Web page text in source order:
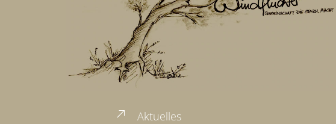
Top
Aktuelles